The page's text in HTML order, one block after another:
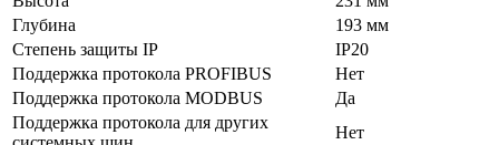
Глубина
193 мм
Степень защиты IP
IP20
Поддержка протокола PROFIBUS
Нет
Поддержка протокола MODBUS
Да
Поддержка протокола для других
Нет